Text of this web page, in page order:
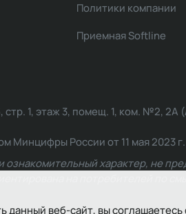
данный веб-сайт, вы соглашаетесь
Политики компании
Приемная Softline
1, этаж 3, помещ. 1, ком. №2, 2А
России от 11 мая 2023 г.
характер, не